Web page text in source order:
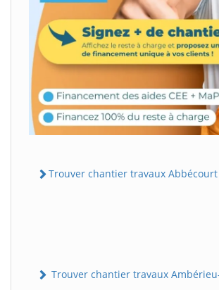
Trouver chantier travaux Abbécourt
Trouver chantier travaux